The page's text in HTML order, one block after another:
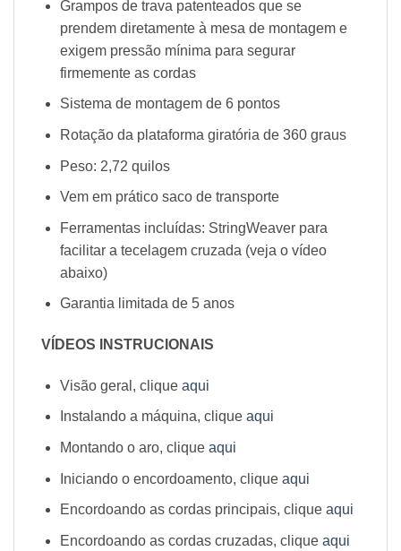
Grampos de trava patenteados que se
prendem diretamente à mesa de montagem e
exigem pressão mínima para segurar
firmemente as cordas
Sistema de montagem de 6 pontos
Rotação da plataforma giratória de 360 ​​graus
Peso: 2,72 quilos
Vem em prático saco de transporte
Ferramentas incluídas: StringWeaver para
facilitar a tecelagem cruzada (veja o vídeo
abaixo)
Garantia limitada de 5 anos
VÍDEOS INSTRUCIONAIS
Visão geral, clique aqui
Instalando a máquina, clique aqui
Montando o aro, clique aqui
Iniciando o encordoamento, clique aqui
Encordoando as cordas principais, clique aqui
Encordoando as cordas cruzadas, clique aqui